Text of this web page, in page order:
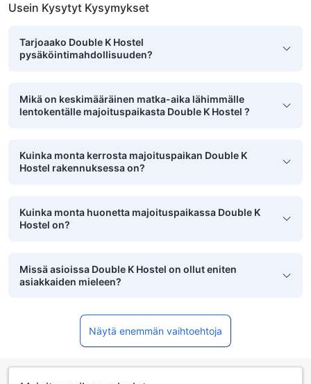
Usein Kysytyt Kysymykset
Tarjoaako Double K Hostel
pysäköintimahdollisuuden?
Mikä on keskimääräinen matka-aika lähimmälle
lentokentälle majoituspaikasta Double K Hostel ?
Kuinka monta kerrosta majoituspaikan Double K
Hostel rakennuksessa on?
Kuinka monta huonetta majoituspaikassa Double K
Hostel on?
Missä asioissa Double K Hostel on ollut eniten
asiakkaiden mieleen?
Näytä enemmän vaihtoehtoja